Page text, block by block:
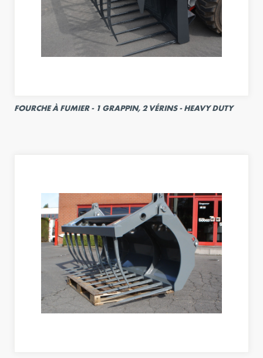
FOURCHE À FUMIER - 1 GRAPPIN, 2 VÉRINS - HEAVY DUTY